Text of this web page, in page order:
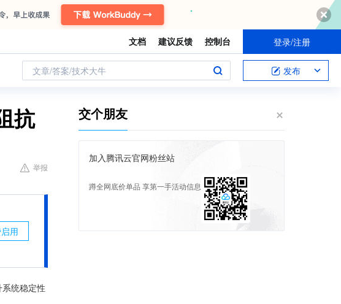
文档 建议反馈 控制台 登录/注册
文章/答案/技术大牛 发布
抗
举报
用
统稳定性
交个朋友
加入腾讯云官网粉丝站
蹲全网底价单品 享第一手活动信息